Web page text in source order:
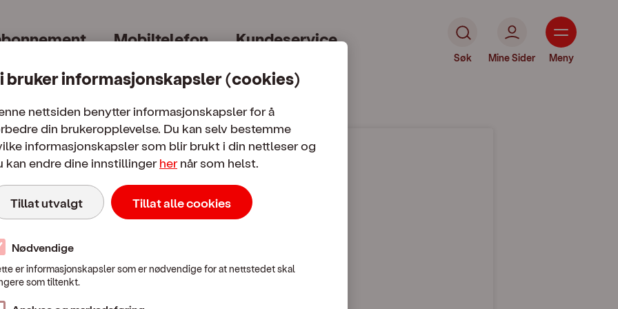
Mobiltelefon Kundeservice
Søk Mine Sider Meny
Mobilpriser
Mobilpriser når du ringer eller sender SMS / MMS til utlandet
bruker informasjonskapsler (cookies)
nettsiden benytter informasjonskapsler for å
din brukeropplevelse. Du kan selv bestemme
informasjonskapsler som blir brukt i din nettleser og
kan endre dine innstillinger her når som helst.
Tillat utvalgt Tillat alle cookies
Nødvendige
er informasjonskapsler som er nødvendige for at nettstedet skal
som tiltenkt.